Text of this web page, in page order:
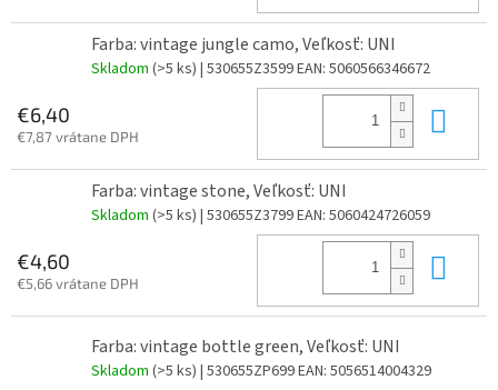
Farba: vintage jungle camo, Veľkosť: UNI
Skladom (>5 ks) | 530655Z3599EAN: 5060566346672
€6,40
€7,87 vrátane DPH
Farba: vintage stone, Veľkosť: UNI
Skladom (>5 ks) | 530655Z3799EAN: 5060424726059
€4,60
€5,66 vrátane DPH
Farba: vintage bottle green, Veľkosť: UNI
Skladom (>5 ks) | 530655ZP699EAN: 5056514004329